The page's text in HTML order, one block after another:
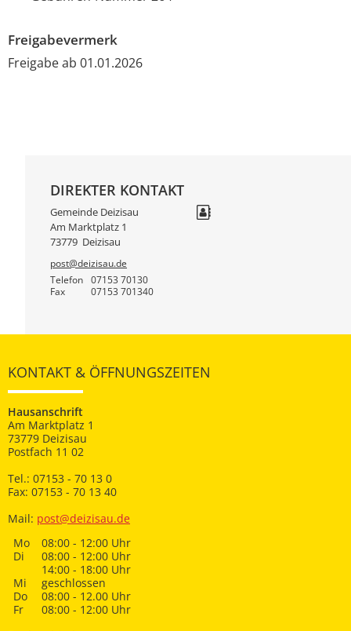
Freigabevermerk
Freigabe ab 01.01.2026
DIREKTER KONTAKT
Gemeinde Deizisau
Am Marktplatz 1
73779 Deizisau
post@deizisau.de
Telefon
07153 70130
Fax 07153 701340
KONTAKT & ÖFFNUNGSZEITEN
Hausanschrift
Am Marktplatz 1
73779 Deizisau
Postfach 11 02
Tel.: 07153 - 70 13 0
Fax: 07153 - 70 13 40
Mail: post@deizisau.de
Mo
08:00 - 12:00 Uhr
Di
08:00 - 12:00 Uhr
14:00 - 18:00 Uhr
Mi
geschlossen
Do
08:00 - 12.00 Uhr
Fr
08:00 - 12:00 Uhr